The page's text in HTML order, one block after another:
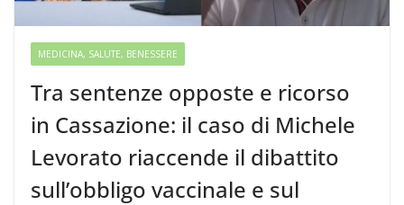
MEDICINA, SALUTE, BENESSERE
Tra sentenze opposte e ricorso
in Cassazione: il caso di Michele
Levorato riaccende il dibattito
sull’obbligo vaccinale e sul